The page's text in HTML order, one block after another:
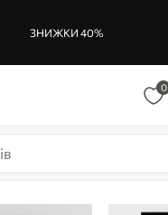
ЗНИЖКИ 40%
0